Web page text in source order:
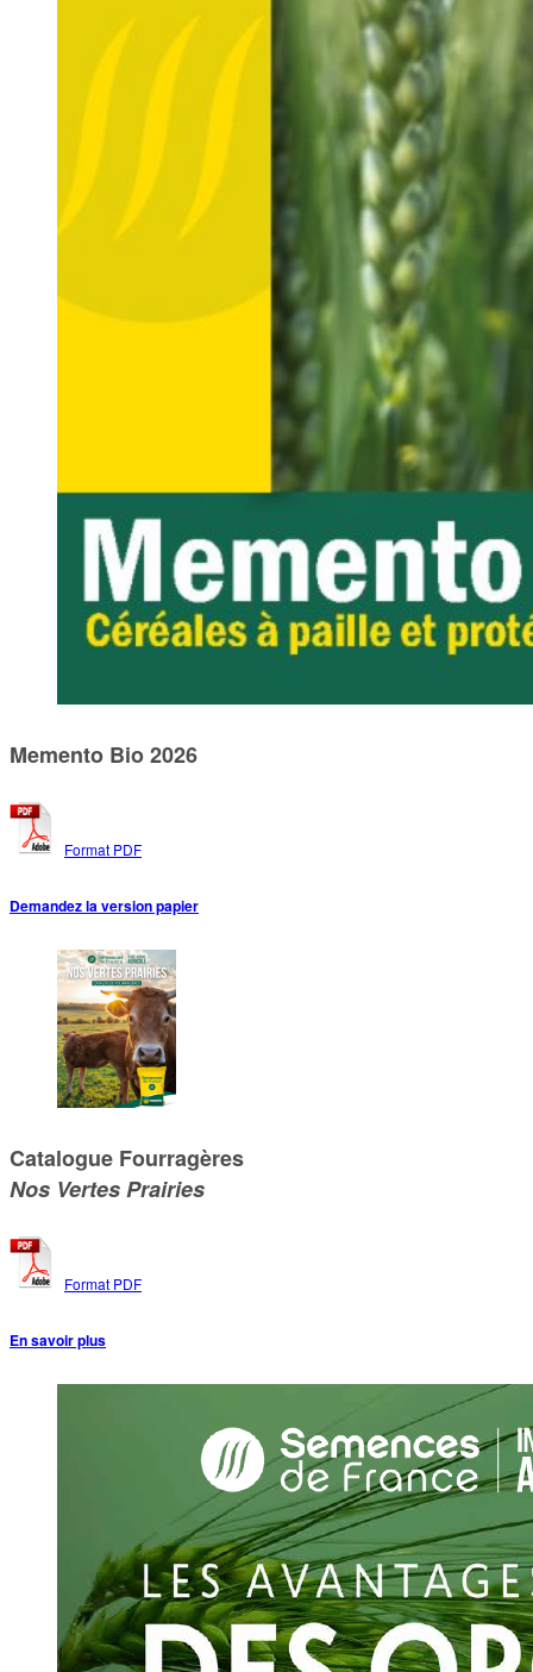
Memento Bio 2026
Format PDF
Demandez la version papier
Catalogue Fourragères
Nos Vertes Prairies
Format PDF
En savoir plus